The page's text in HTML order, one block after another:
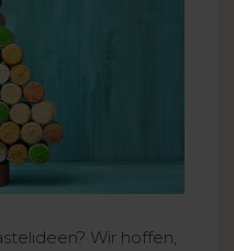
Wir hoffen,